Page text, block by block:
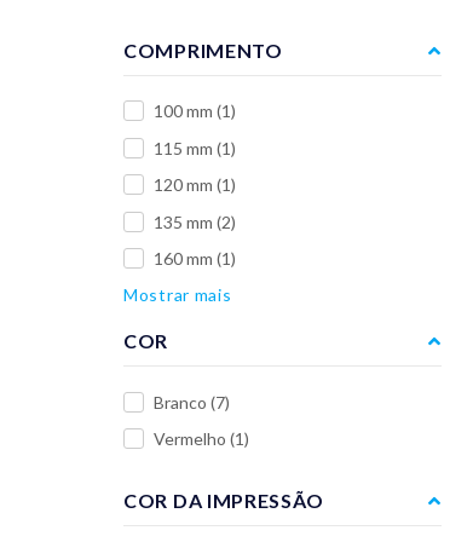
COMPRIMENTO
100 mm (1)
115 mm (1)
120 mm (1)
135 mm (2)
160 mm (1)
Mostrar mais
COR
Branco (7)
Vermelho (1)
COR DA IMPRESSÃO